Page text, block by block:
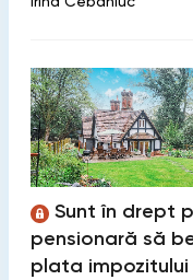
Sunt în drept
pensionară să
plata impozitului